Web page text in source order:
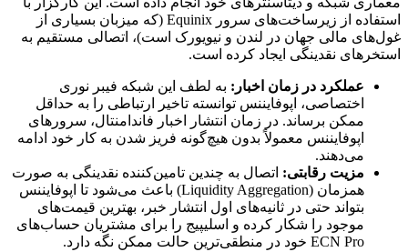
استفاده از زیرساخت‌های سرور Equinix (که میزبان بسیاری از
غول‌های مالی جهان در لندن و نیویورک است)، اتصالی مستقیم به
استخرهای نقدینگی ایجاد کرده است.
عملکرد در زمان اخبار: به لطف این شبکه فیبر نوری
اختصاصی، اپوفایننس توانسته تاخیر ارتباطی را به حداقل
ممکن برساند. در زمان انتشار اخبار فاندامنتال، سرورهای
اپوفایننس معمولاً بدون هیچ‌گونه فریز شدن به کار خود ادامه
می‌دهند.
مزیت رقابتی: اتصال به چندین تامین‌کننده نقدینگی به صورت
همزمان (Liquidity Aggregation) باعث می‌شود تا اپوفایننس
بتواند حتی در ثانیه‌های اول انتشار خبر، بهترین قیمت‌های
موجود را شکار کرده و اسلیپیج را برای مشتریان حساب‌های
ECN Pro خود در منطقی‌ترین حالت ممکن نگه دارد.